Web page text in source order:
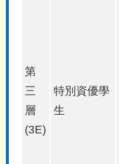
第
三
層
(3E)
特別資優學
生